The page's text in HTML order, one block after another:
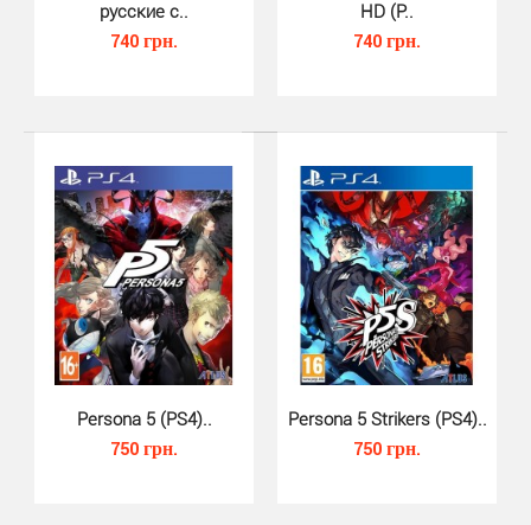
Игроков ждут открытый мир и передовая
инновационная боевая система, в основе которой
лежат базовые ф..
русские с..
740 грн.
HD (P..
740 грн.
Persona 5 (PS4)..
750 грн.
Persona 5 Strikers (PS4)..
750 грн.